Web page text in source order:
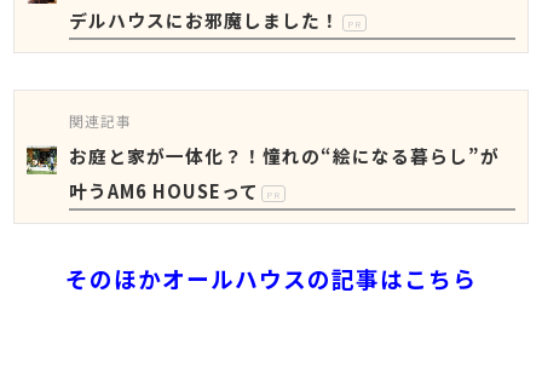
デルハウスにお邪魔しました！
PR
関連記事
お庭と家が一体化？！憧れの“絵になる暮らし”が
叶うAM6 HOUSEって
PR
そのほかオールハウスの記事はこちら